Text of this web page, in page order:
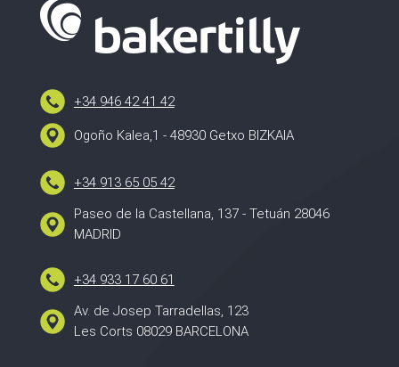
+34 946 42 41 42
Ogoño Kalea,1 - 48930 Getxo BIZKAIA
+34 913 65 05 42
Paseo de la Castellana, 137 - Tetuán 28046
MADRID
+34 933 17 60 61
Av. de Josep Tarradellas, 123
Les Corts 08029 BARCELONA